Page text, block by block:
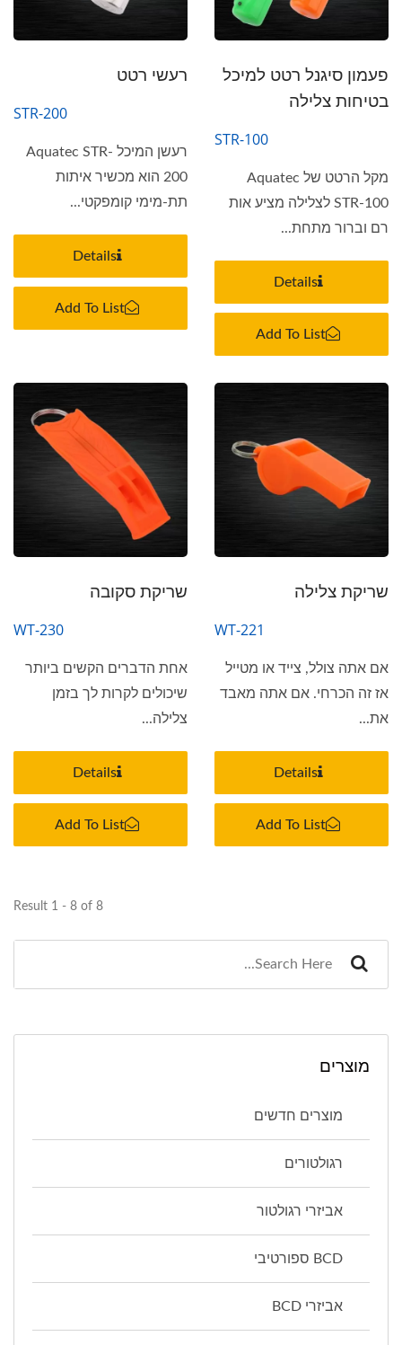
פעמון סיגנל רטט למיכל
בטיחות צלילה
STR-100
מקל הרטט של Aquatec
STR-100 לצלילה מציע אות
רם וברור מתחת...
Details
Add To List
רעשי רטט
STR-200
רעשן המיכל Aquatec STR-
200 הוא מכשיר איתות
תת-מימי קומפקטי...
Details
Add To List
שריקת צלילה
WT-221
אם אתה צולל, צייד או מטייל
אז זה הכרחי. אם אתה מאבד
את...
Details
Add To List
שריקת סקובה
WT-230
אחת הדברים הקשים ביותר
שיכולים לקרות לך בזמן
צלילה...
Details
Add To List
Result 1 - 8 of 8
מוצרים
מוצרים חדשים
רגולטורים
אביזרי רגולטור
BCD ספורטיבי
אביזרי BCD